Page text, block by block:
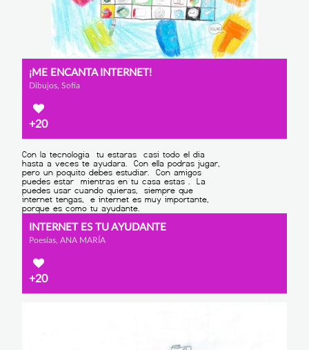
¡ME ENCANTA INTERNET!
Dibujos, Sofía
+20
INTERNET ES TU AYUDANTE
Poesías, ANA MARÍA
+20